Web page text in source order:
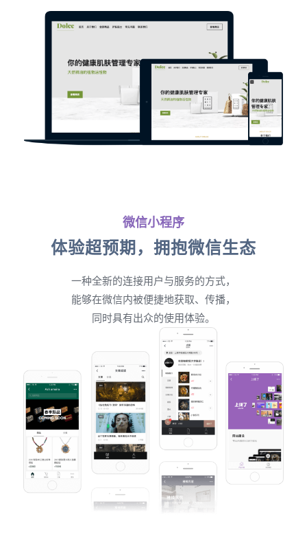
微信小程序
体验超预期，拥抱微信生态
一种全新的连接用户与服务的方式，
能够在微信内被便捷地获取、传播，
同时具有出众的使用体验。